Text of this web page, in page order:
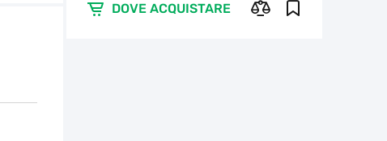
DOVE ACQUISTARE